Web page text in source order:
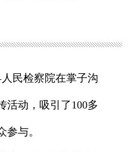
民检察院在掌子沟
活动，吸引了100多
参与。